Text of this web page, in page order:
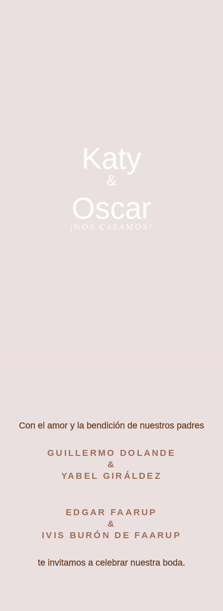
Katy
&
Oscar
¡NOS CASAMOS!
Con el amor y la bendición de nuestros padres
GUILLERMO DOLANDE
&
YABEL GIRÁLDEZ
EDGAR FAARUP
&
IVIS BURÓN DE FAARUP
te invitamos a celebrar nuestra boda.